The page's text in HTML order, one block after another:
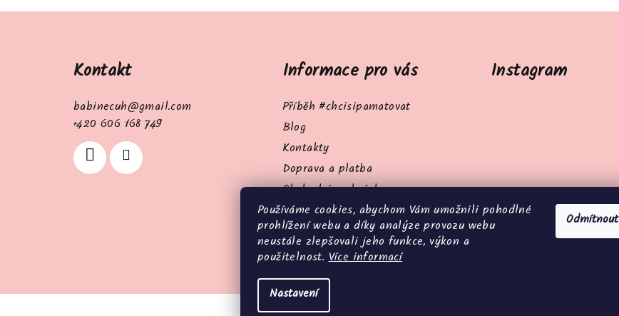
Používáme cookies, abychom Vám umožnili pohodlné
prohlížení webu a díky analýze provozu webu
neustále zlepšovali jeho funkce, výkon a
použitelnost.Více informací
Nastavení
Odmítnout
Kontakt
babinecuh@gmail.com
+420 606 168 749
Informace pro vás
Příběh #chcisipamatovat
Blog
Kontakty
Doprava a platba
Obchodní podmínky
Podmínky ochrany osobních údajů
Parametry webu
Moje objednávka
Instagram